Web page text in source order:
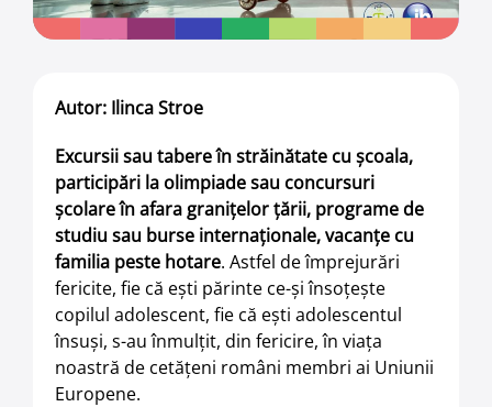
Autor: Ilinca Stroe
Excursii sau tabere în străinătate cu şcoala,
participări la olimpiade sau concursuri
şcolare în afara graniţelor ţării, programe de
studiu sau burse internaţionale, vacanţe cu
familia peste hotare. Astfel de împrejurări
fericite, fie că eşti părinte ce-şi însoţeşte
copilul adolescent, fie că eşti adolescentul
însuşi, s-au înmulţit, din fericire, în viaţa
noastră de cetăţeni români membri ai Uniunii
Europene.